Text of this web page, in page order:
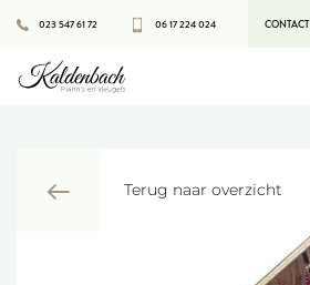
023 547 61 72 06 17 224 024 CONTACT
Terug naar overzicht